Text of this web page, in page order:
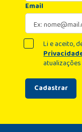
Email
Cadastrar
Li e aceito,
atualizações